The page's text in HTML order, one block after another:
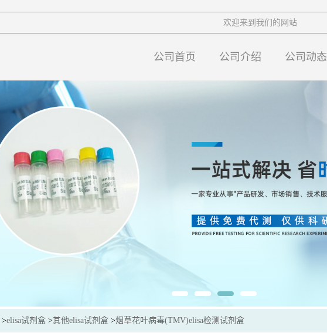
欢迎来到我们的网站
公司首页 公司介绍 公司动态
>elisa试剂盒 >其他elisa试剂盒 >烟草花叶病毒(TMV)elisa检测试剂盒